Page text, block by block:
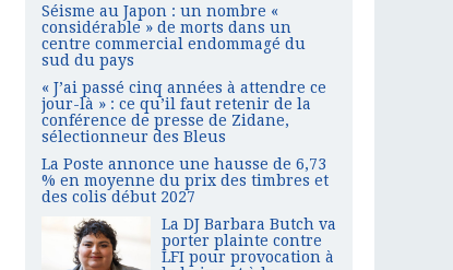
Séisme au Japon : un nombre «
considérable » de morts dans un
centre commercial endommagé du
sud du pays
« J’ai passé cinq années à attendre ce
jour-là » : ce qu’il faut retenir de la
conférence de presse de Zidane,
sélectionneur des Bleus
La Poste annonce une hausse de 6,73
% en moyenne du prix des timbres et
des colis début 2027
La DJ Barbara Butch va
porter plainte contre
LFI pour provocation à